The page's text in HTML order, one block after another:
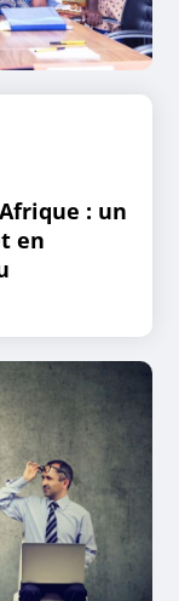
: un
en